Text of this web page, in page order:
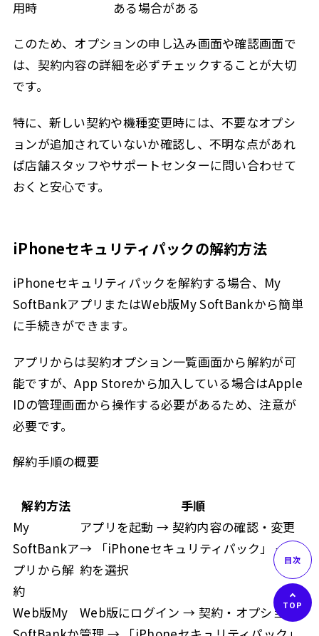
用時
ある場合がある
このため、オプションの申し込み画面や確認画面で
は、契約内容の詳細を必ずチェックすることが大切
です。
特に、新しい契約や機種変更時には、不要なオプシ
ョンが追加されていないか確認し、不明な点があれ
ば店舗スタッフやサポートセンターに問い合わせて
おくと安心です。
iPhoneセキュリティパックの解約方法
iPhoneセキュリティパックを解約する場合、My
SoftBankアプリまたはWeb版My SoftBankから簡単
に手続きができます。
アプリからは契約オプション一覧画面から解約が可
能ですが、App Storeから加入している場合はApple
IDの管理画面から操作する必要があるため、注意が
必要です。
解約手順の概要
解約方法
手順
My
SoftBankア
プリから解
約
アプリを起動 → 契約内容の確認・変更
→ 「iPhoneセキュリティパック」 → 解
約を選択
Web版My
Web版にログイン → 契約・オプション